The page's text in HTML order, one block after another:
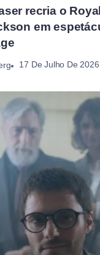
recria o
em
17 De Julho De 2026